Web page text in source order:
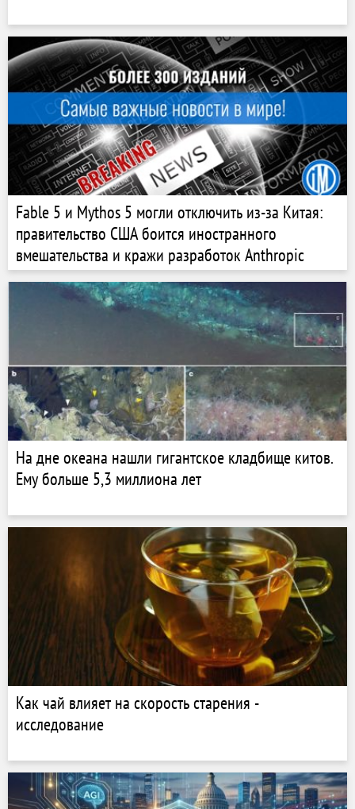
Fable 5 и Mythos 5 могли отключить из-за Китая:
правительство США боится иностранного
вмешательства и кражи разработок Anthropic
На дне океана нашли гигантское кладбище китов.
Ему больше 5,3 миллиона лет
Как чай влияет на скорость старения -
исследование